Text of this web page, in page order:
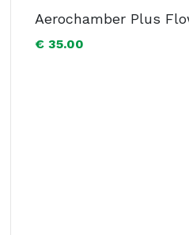
€ 35.00